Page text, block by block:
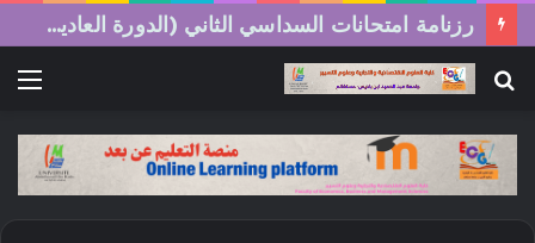
رزنامة امتحانات السداسي الثاني (الدورة العادية) 2026/2025
بحث